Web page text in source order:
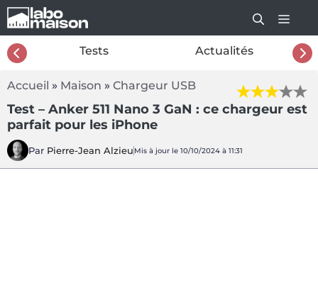
Aller
au
contenu
Tests Actualités
Accueil » Maison » Chargeur USB
Test – Anker 511 Nano 3 GaN : ce chargeur est
parfait pour les iPhone
Par Pierre-Jean Alzieu Mis à jour le 10/10/2024 à 11:31